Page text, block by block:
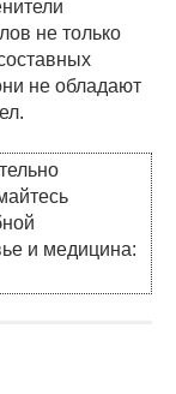
не только
не обладают
и медицина: